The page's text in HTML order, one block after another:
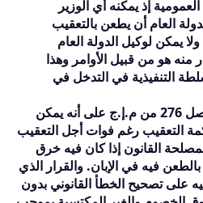
إذ يمكنه أي الوزير
العام أن يطعن بالتعقيب
يمكن لوكيل الدولة العام
هو من قبيل الأوامر وهذا
التنفيذية في التدخل في
276 من م.إ.ج على أنه يمكن
التعقيب رغم فوات أجل التعقيب
القانون إذا كان فيه خرق
فيه في الإبان. والقرار الذي
على تصحيح الخطأ القانوني بدون